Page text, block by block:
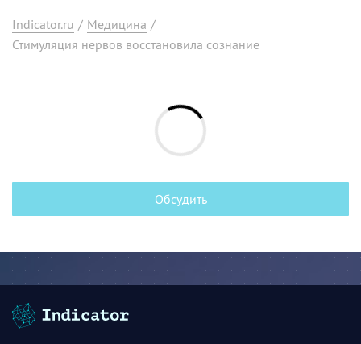
Indicator.ru / Медицина /
Стимуляция нервов восстановила сознание
Обсудить